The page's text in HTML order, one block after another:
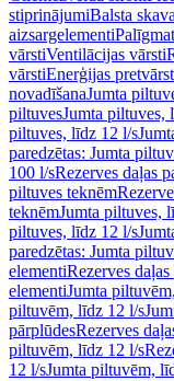
stiprinājumiBalsta
aizsargelementi
vārstiVentilācijas vārsti
vārstiEnerģijas
novadīšanaJumta
piltuvesJumta piltuves,
piltuves, līdz 12 l/s
paredzētas: Jumta
100 l/sRezerves daļas
piltuves teknēm
teknēmJumta piltuves,
piltuves, līdz 12 l/s
paredzētas: Jumta
elementiRezerves
elementiJumta
piltuvēm, līdz 12 l/s
pārplūdesRezerves
piltuvēm, līdz 12 l/s
12 l/sJumta piltuvēm,